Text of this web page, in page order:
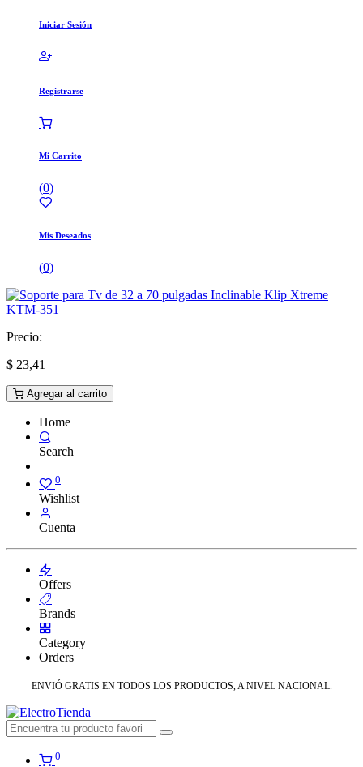
Iniciar Sesión
Registrarse
Mi Carrito
(0)
Mis Deseados
(0)
Precio:
$ 23,41
Agregar al carrito
Home
Search
0
Wishlist
Cuenta
Offers
Brands
Category
Orders
ENVIÓ GRATIS EN TODOS LOS PRODUCTOS, A NIVEL NACIONAL.
0